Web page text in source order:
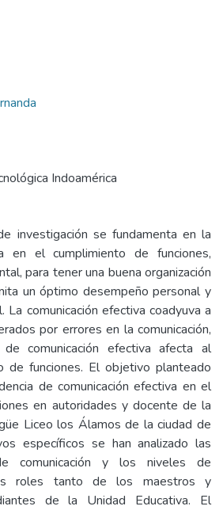
Indoamérica
investigación se fundamenta en la
en el cumplimiento de funciones,
para tener una buena organización
un óptimo desempeño personal y
La comunicación efectiva coadyuva a
por errores en la comunicación,
comunicación efectiva afecta al
de funciones. El objetivo planteado
de comunicación efectiva en el
en autoridades y docente de la
Liceo los Álamos de la ciudad de
específicos se han analizado las
comunicación y los niveles de
roles tanto de los maestros y
de la Unidad Educativa. El